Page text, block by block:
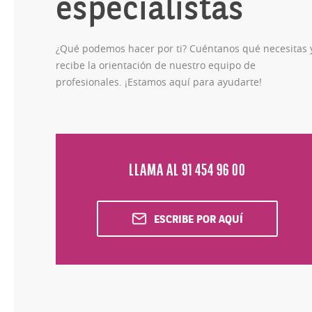
¿Qué podemos hacer por ti? Cuéntanos qué necesitas
recibe la orientación de nuestro equipo de
profesionales. ¡Estamos aquí para ayudarte!
LLAMA AL 91 454 96 00
ESCRIBE POR AQUÍ